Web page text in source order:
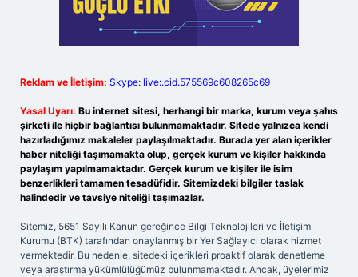
Reklam ve İletişim: Skype: live:.cid.575569c608265c69
Yasal Uyarı: Bu internet sitesi, herhangi bir marka, kurum veya şahıs
şirketi ile hiçbir bağlantısı bulunmamaktadır. Sitede yalnızca kendi
hazırladığımız makaleler paylaşılmaktadır. Burada yer alan içerikler
haber niteliği taşımamakta olup, gerçek kurum ve kişiler hakkında
paylaşım yapılmamaktadır. Gerçek kurum ve kişiler ile isim
benzerlikleri tamamen tesadüfidir. Sitemizdeki bilgiler taslak
halindedir ve tavsiye niteliği taşımazlar.
Sitemiz, 5651 Sayılı Kanun gereğince Bilgi Teknolojileri ve İletişim
Kurumu (BTK) tarafından onaylanmış bir Yer Sağlayıcı olarak hizmet
vermektedir. Bu nedenle, sitedeki içerikleri proaktif olarak denetleme
veya araştırma yükümlülüğümüz bulunmamaktadır. Ancak, üyelerimiz